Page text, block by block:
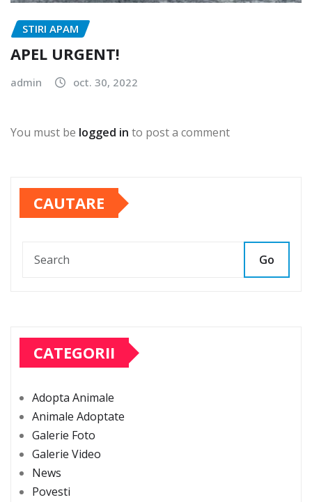
STIRI APAM
APEL URGENT!
admin oct. 30, 2022
You must be logged in to post a comment
CAUTARE
Go
CATEGORII
Adopta Animale
Animale Adoptate
Galerie Foto
Galerie Video
News
Povesti